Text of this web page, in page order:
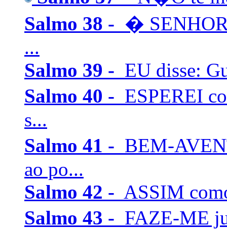
Salmo 38 - �
...
Salmo 39 - EU disse:
Salmo 40 - ESPEREI
s...
Salmo 41 - BEM-
ao po...
Salmo 42 - ASSIM
Salmo 43 - FAZE-ME